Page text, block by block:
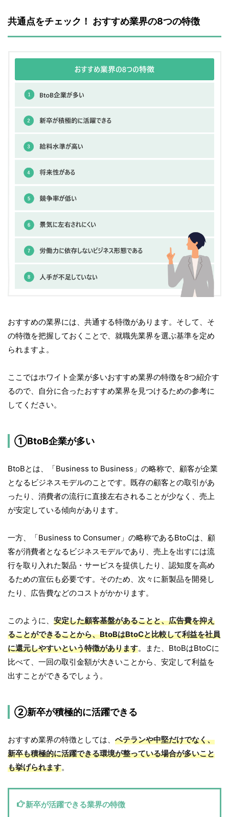
共通点をチェック！ おすすめ業界の8つの特徴
おすすめの業界には、共通する特徴があります。そして、そ
の特徴を把握しておくことで、就職先業界を選ぶ基準を定め
られますよ。
ここではホワイト企業が多いおすすめ業界の特徴を8つ紹介す
るので、自分に合ったおすすめ業界を見つけるための参考に
してください。
①BtoB企業が多い
BtoBとは、「Business to Business」の略称で、顧客が企業
となるビジネスモデルのことです。既存の顧客との取引があ
ったり、消費者の流行に直接左右されることが少なく、売上
が安定している傾向があります。
一方、「Business to Consumer」の略称であるBtoCは、顧
客が消費者となるビジネスモデルであり、売上を出すには流
行を取り入れた製品・サービスを提供したり、認知度を高め
るための宣伝も必要です。そのため、次々に新製品を開発し
たり、広告費などのコストがかかります。
このように、 安定した顧客基盤があることと、広告費を抑え
ることができることから、BtoBはBtoCと比較して利益を社員
に還元しやすいという特徴があります。また、BtoBはBtoCに
比べて、一回の取引金額が大きいことから、安定して利益を
出すことができるでしょう。
②新卒が積極的に活躍できる
おすすめ業界の特徴としては、 ベテランや中堅だけでなく、
新卒も積極的に活躍できる環境が整っている場合が多いこと
も挙げられます。
新卒が活躍できる業界の特徴